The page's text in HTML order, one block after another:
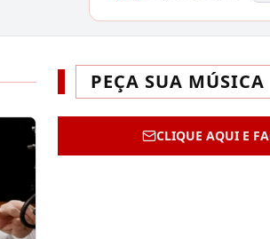
PEÇA SUA MÚSICA
CLIQUE AQUI E